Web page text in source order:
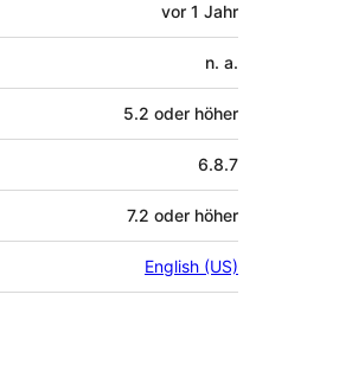
vor 1 Jahr
n. a.
5.2 oder höher
6.8.7
7.2 oder höher
English (US)